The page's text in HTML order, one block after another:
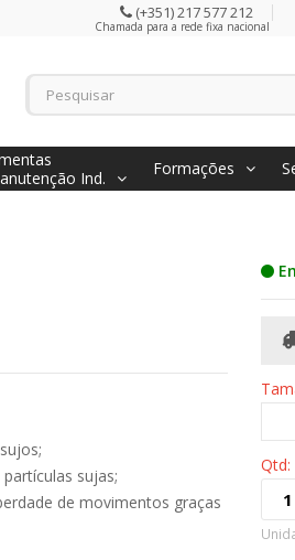
(+351) 217 577 212
Chamada para a rede fixa nacional
Ind.
Formações
sujas;
de movimentos graças
Qtd: